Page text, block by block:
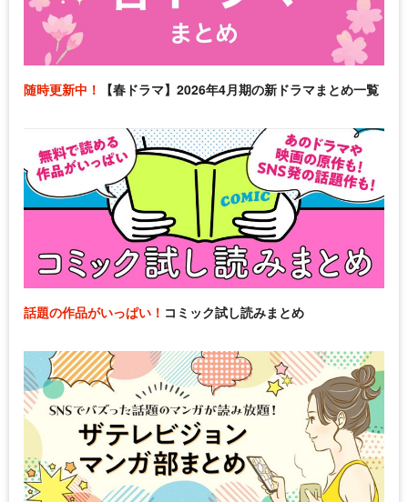
随時更新中！ 【春ドラマ】2026年4月期の新ドラマまとめ一覧
話題の作品がいっぱい！ コミック試し読みまとめ